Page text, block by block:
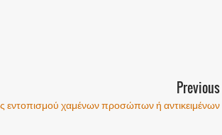
Previous
εντοπισμού χαμένων προσώπων ή αντικειμένων